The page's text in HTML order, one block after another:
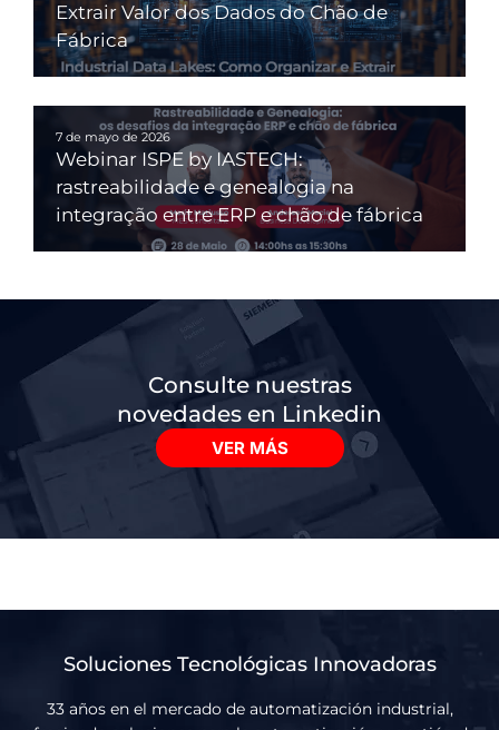
Extrair Valor dos Dados do Chão de
Fábrica
7 de mayo de 2026
Webinar ISPE by IASTECH:
rastreabilidade e genealogia na
integração entre ERP e chão de fábrica
Consulte nuestras
novedades en Linkedin
VER MÁS
Soluciones Tecnológicas Innovadoras
33 años en el mercado de automatización industrial,